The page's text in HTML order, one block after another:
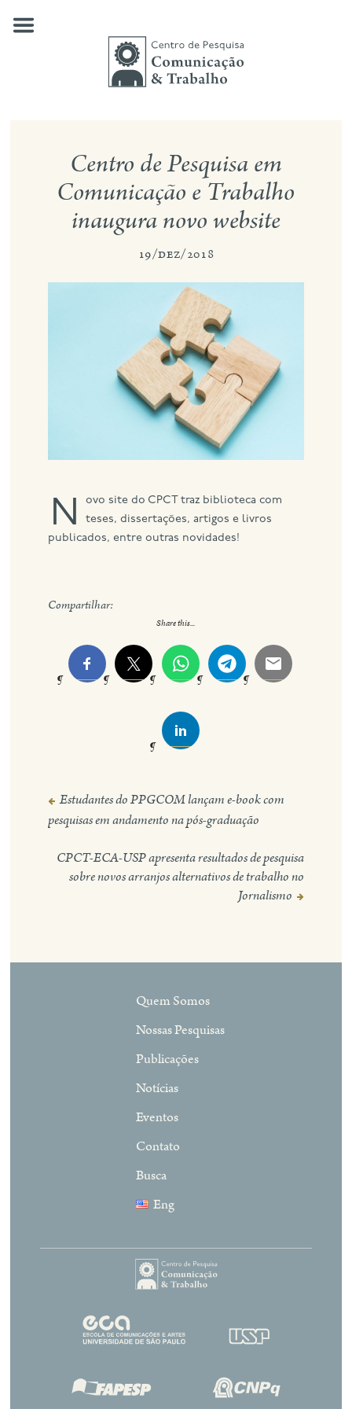
nossas pesquisas
publicações
notícias
eventos
contato
busca
eng
Centro de Pesquisa em
Comunicação e Trabalho
inaugura novo website
19/dez/2018
Novo site do CPCT traz biblioteca com
teses, dissertações, artigos e livros
publicados, entre outras novidades!
Compartilhar:
Share this...
Navegação
de
Post
Estudantes do PPGCOM lançam e-book com
pesquisas em andamento na pós-graduação
CPCT-ECA-USP apresenta resultados de pesquisa
sobre novos arranjos alternativos de trabalho no
Jornalismo
Quem Somos
Nossas Pesquisas
Publicações
Notícias
Eventos
Contato
Busca
Eng